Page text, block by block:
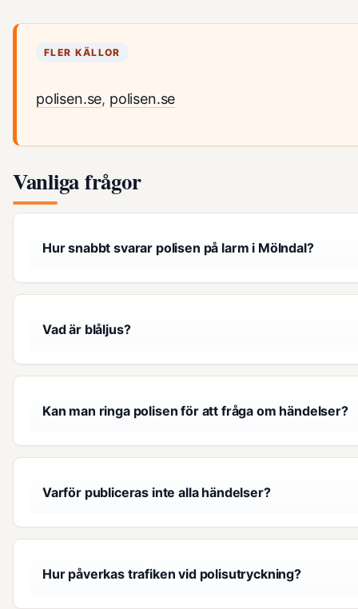
FLER KÄLLOR
polisen.se, polisen.se
Vanliga frågor
Hur snabbt svarar polisen på larm i Mölndal?
Vad är blåljus?
Kan man ringa polisen för att fråga om händelser?
Varför publiceras inte alla händelser?
Hur påverkas trafiken vid polisutryckning?